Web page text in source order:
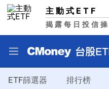
主動式ETF
揭露每日投信
ETF篩選器 排行榜